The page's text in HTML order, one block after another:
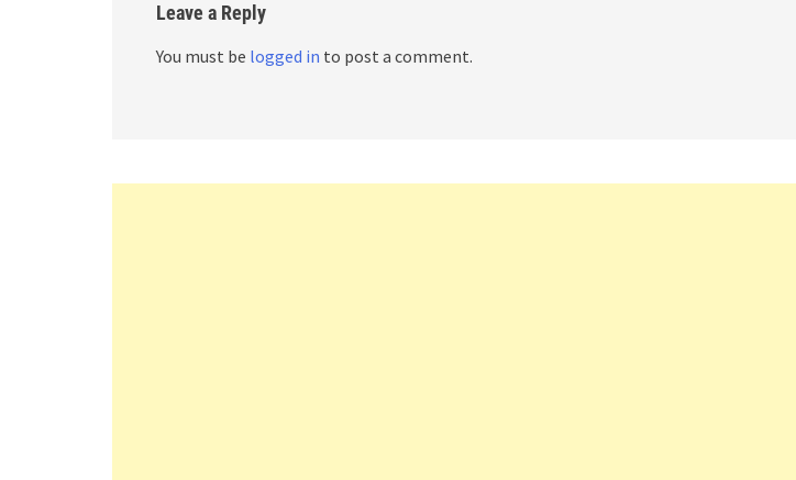
Leave a Reply
You must be logged in to post a comment.